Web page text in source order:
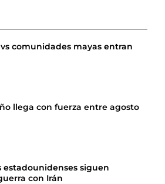
comunidades mayas entran
llega con fuerza entre agosto
estadounidenses siguen
con Irán